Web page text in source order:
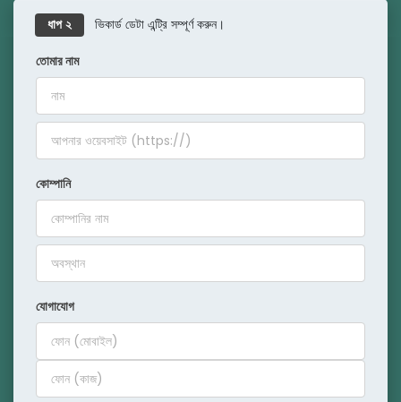
ধাপ ২ ভিকার্ড ডেটা এন্ট্রি সম্পূর্ণ করুন।
তোমার নাম
কোম্পানি
যোগাযোগ